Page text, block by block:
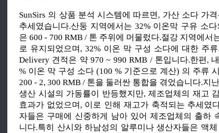
SunSirs 의 상품 분석 시스템에 따르면, 가산 소다 가
추세였습니다.산둥 지역에서는 32% 이온막 구유 소
은 600 - 700 RMB / 톤 주위에 머물렀다.절강 지역에서
로 유지되었으며, 32% 이온 막 구성 소다에 대한 주
Delivery 견적은 약 970 ~ 990 RMB / 톤입니다.한편,
% 이온 막 구성 소다 (100 % 기준으로 계산) 의 주류
200 - 2, 300 RMB / 톤을 둘러싼 통합을 겪었습니다.지
생산 시설의 가동률이 반등했지만, 제조업체의 재고
효과가 없었으며, 이로 인해 재고가 축적되는 추세였
자들은 구매에 신중하게 남아 있어 제조업체의 출하
니다.특히 산시와 하남성의 알루미나 생산자들은 액